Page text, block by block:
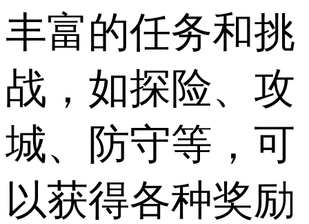
丰富的任务和挑
战，如探险、攻
城、防守等，可
以获得各种奖励